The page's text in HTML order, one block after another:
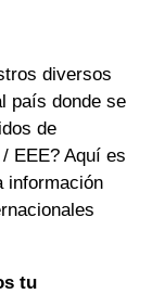
diversos
país donde se
de
EEE? Aquí es
información
tu